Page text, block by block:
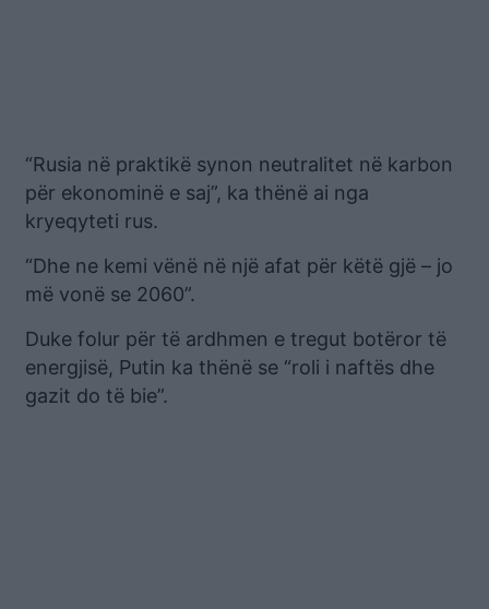
“Rusia në praktikë synon neutralitet në karbon
për ekonominë e saj”, ka thënë ai nga
kryeqyteti rus.
“Dhe ne kemi vënë në një afat për këtë gjë – jo
më vonë se 2060”.
Duke folur për të ardhmen e tregut botëror të
energjisë, Putin ka thënë se “roli i naftës dhe
gazit do të bie”.